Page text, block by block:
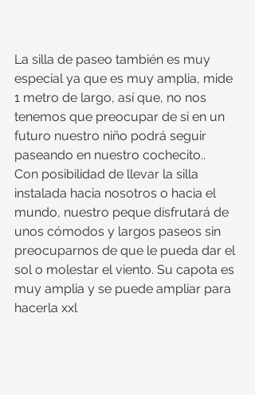
La silla de paseo también es muy
especial ya que es muy amplia, mide
1 metro de largo, así que, no nos
tenemos que preocupar de si en un
futuro nuestro niño podrá seguir
paseando en nuestro cochecito..
Con posibilidad de llevar la silla
instalada hacia nosotros o hacia el
mundo, nuestro peque disfrutará de
unos cómodos y largos paseos sin
preocuparnos de que le pueda dar el
sol o molestar el viento. Su capota es
muy amplia y se puede ampliar para
hacerla xxl